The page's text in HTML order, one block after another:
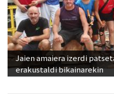
Jaien amaiera izerdi
erakustaldi bikainarekin